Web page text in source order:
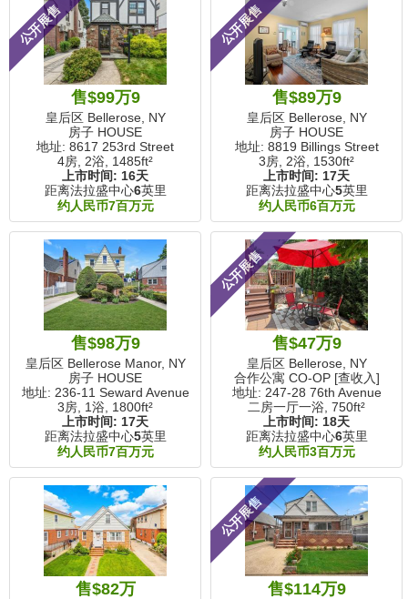
公开展售
售$99万9
皇后区 Bellerose, NY
房子 HOUSE
地址: 8617 253rd Street
4房, 2浴, 1485ft²
上市时间: 16天
距离法拉盛中心6英里
约人民币7百万元
公开展售
售$89万9
皇后区 Bellerose, NY
房子 HOUSE
地址: 8819 Billings Street
3房, 2浴, 1530ft²
上市时间: 17天
距离法拉盛中心5英里
约人民币6百万元
售$98万9
皇后区 Bellerose Manor, NY
房子 HOUSE
地址: 236-11 Seward Avenue
3房, 1浴, 1800ft²
上市时间: 17天
距离法拉盛中心5英里
约人民币7百万元
公开展售
售$47万9
皇后区 Bellerose, NY
合作公寓 CO-OP [查收入]
地址: 247-28 76th Avenue
二房一厅一浴, 750ft²
上市时间: 18天
距离法拉盛中心6英里
约人民币3百万元
售$82万
公开展售
售$114万9